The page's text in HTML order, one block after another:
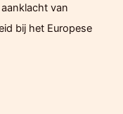
van
bij het Europese